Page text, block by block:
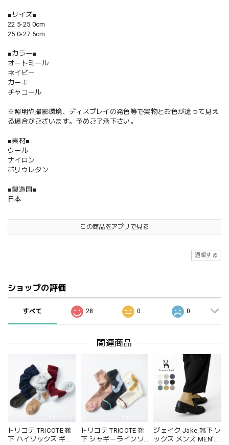
■サイズ■
22.5-25.0cm
25.0-27.5cm
■カラー■
オートミール
ネイビー
カーキ
チャコール
※照明や撮影環境、ディスプレイの発色等で実物とお色が違って見え
る場合がございます。予めご了承下さい。
■素材■
ウール
ナイロン
ポリウレタン
■製造国■
日本
この商品をアプリで見る
通報する
ショップの評価
すべて 28 0 0
関連商品
トリコテ TRICOTE 靴
下 ハイソックス ギャ
トリコテ TRICOTE 靴
下 シャギーラインソ
ジェイク Jake 靴下 ソ
ックス メンズ MEN'S